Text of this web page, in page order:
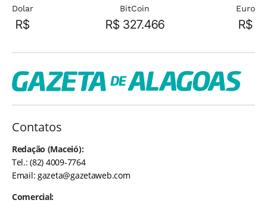
Dolar
R$
BitCoin
R$ 327.466
Euro
R$
Contatos
Redação (Maceió):
Tel.: (82) 4009-7764
Email:gazeta@gazetaweb.com
Comercial: